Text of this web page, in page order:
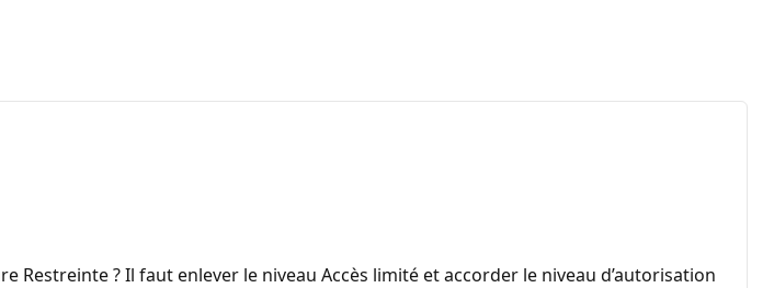
Restreinte ? Il faut enlever le niveau Accès limité et accorder le niveau d’autorisation